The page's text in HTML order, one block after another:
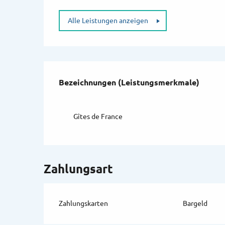
Alle Leistungen anzeigen
Bezeichnungen (Leistungsmerkmale)
Bezeichnungen (Leistungsmerkmale)
Gîtes de France
Zahlungsart
Zahlungskarten Bargeld